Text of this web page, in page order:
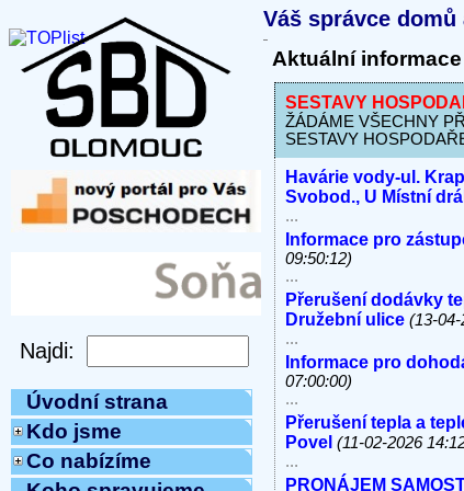
Úvodní strana
Kdo jsme
Co nabízíme
Váš správce
Aktuální informace
SESTAVY
ŽÁDÁME VŠECHNY
SESTAVY
Havárie vody-ul.
Svobod., U Místní
...
Informace pro
09:50:12)
...
Přerušení dodávky
Družební ulice (13-04-
...
Informace pro
07:00:00)
...
Přerušení tepla a
Povel (11-02-2026
...
PRONÁJEM